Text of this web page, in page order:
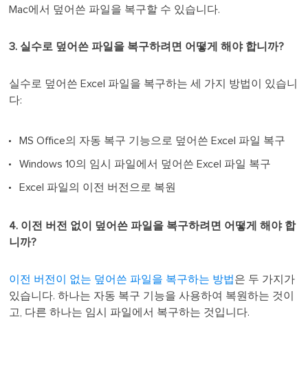
Mac에서 덮어쓴 파일을 복구할 수 있습니다.
3. 실수로 덮어쓴 파일을 복구하려면 어떻게 해야 합니까?
실수로 덮어쓴 Excel 파일을 복구하는 세 가지 방법이 있습니
다:
MS Office의 자동 복구 기능으로 덮어쓴 Excel 파일 복구
Windows 10의 임시 파일에서 덮어쓴 Excel 파일 복구
Excel 파일의 이전 버전으로 복원
4. 이전 버전 없이 덮어쓴 파일을 복구하려면 어떻게 해야 합
니까?
이전 버전이 없는 덮어쓴 파일을 복구하는 방법은 두 가지가
있습니다. 하나는 자동 복구 기능을 사용하여 복원하는 것이
고, 다른 하나는 임시 파일에서 복구하는 것입니다.